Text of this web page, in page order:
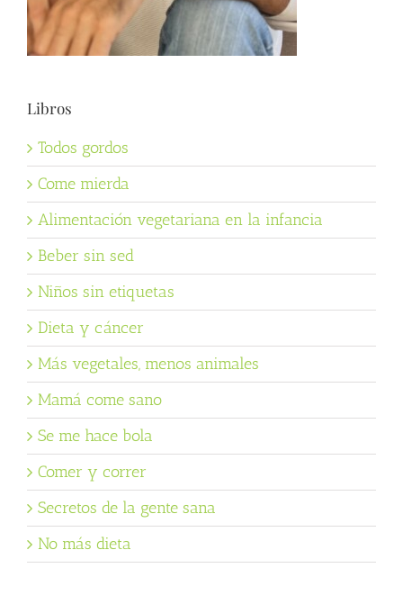
Libros
Todos gordos
Come mierda
Alimentación vegetariana en la infancia
Beber sin sed
Niños sin etiquetas
Dieta y cáncer
Más vegetales, menos animales
Mamá come sano
Se me hace bola
Comer y correr
Secretos de la gente sana
No más dieta